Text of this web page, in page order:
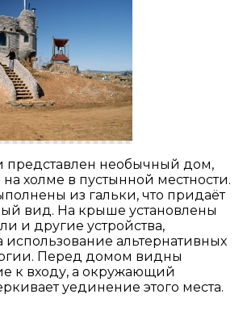
представлен необычный дом,
холме в пустынной местности.
из гальки, что придаёт
вид. На крыше установлены
и другие устройства,
альтернативных
Перед домом видны
к входу, а окружающий
уединение этого места.